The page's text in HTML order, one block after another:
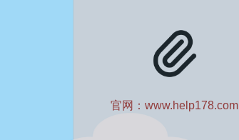
官网：www.help178.com